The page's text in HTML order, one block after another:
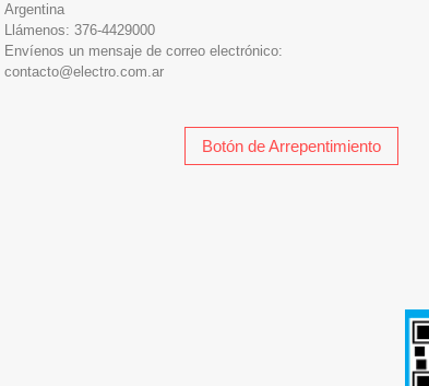
Argentina
Llámenos: 376-4429000
Envíenos un mensaje de correo electrónico:
contacto@electro.com.ar
Botón de Arrepentimiento